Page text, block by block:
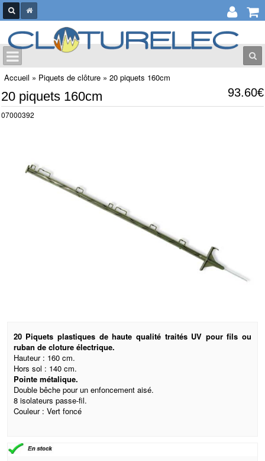
Accueil » Piquets de clôture » 20 piquets 160cm
93.60€
20 piquets 160cm
07000392
20 Piquets plastiques de haute qualité traités UV pour fils ou
ruban de cloture électrique.
Hauteur : 160 cm.
Hors sol : 140 cm.
Pointe métalique.
Double bêche pour un enfoncement aisé.
8 isolateurs passe-fil.
Couleur : Vert foncé